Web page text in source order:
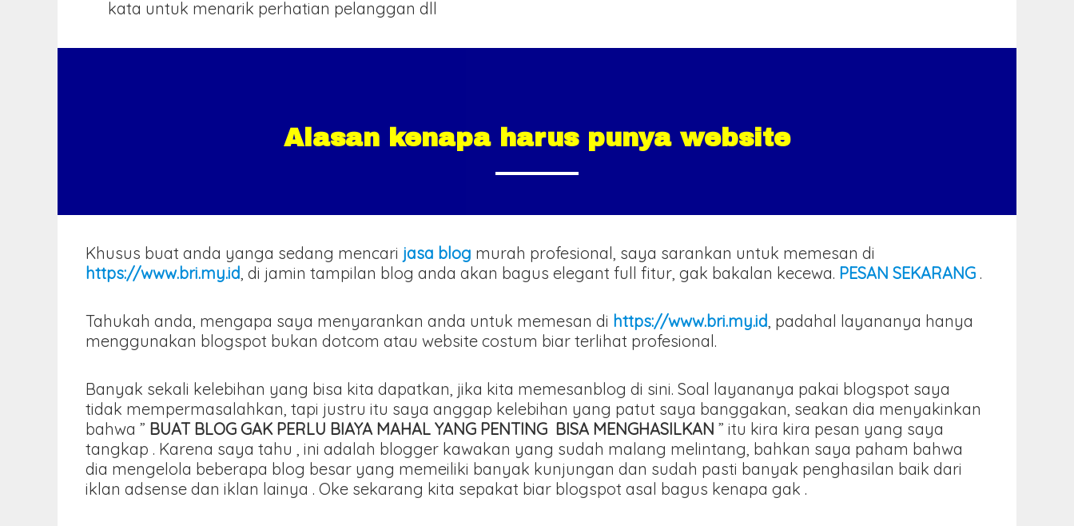
kata untuk menarik perhatian pelanggan dll
Alasan kenapa harus punya website
Khusus buat anda yanga sedang mencari jasa blog murah profesional, saya sarankan untuk memesan di
https://www.bri.my.id, di jamin tampilan blog anda akan bagus elegant full fitur, gak bakalan kecewa. PESAN SEKARANG .
Tahukah anda, mengapa saya menyarankan anda untuk memesan di https://www.bri.my.id, padahal layananya hanya
menggunakan blogspot bukan dotcom atau website costum biar terlihat profesional.
Banyak sekali kelebihan yang bisa kita dapatkan, jika kita memesanblog di sini. Soal layananya pakai blogspot saya
tidak mempermasalahkan, tapi justru itu saya anggap kelebihan yang patut saya banggakan, seakan dia menyakinkan
bahwa ” BUAT BLOG GAK PERLU BIAYA MAHAL YANG PENTING BISA MENGHASILKAN ” itu kira kira pesan yang saya
tangkap . Karena saya tahu , ini adalah blogger kawakan yang sudah malang melintang, bahkan saya paham bahwa
dia mengelola beberapa blog besar yang memeiliki banyak kunjungan dan sudah pasti banyak penghasilan baik dari
iklan adsense dan iklan lainya . Oke sekarang kita sepakat biar blogspot asal bagus kenapa gak .